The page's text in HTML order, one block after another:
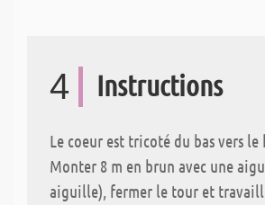
4 Instructions
Le coeur est tricoté du bas vers
Monter 8 m en brun avec une
aiguille), fermer le tour et